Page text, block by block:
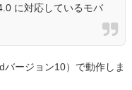
に対応しているモバ
ージョン10）で動作しま